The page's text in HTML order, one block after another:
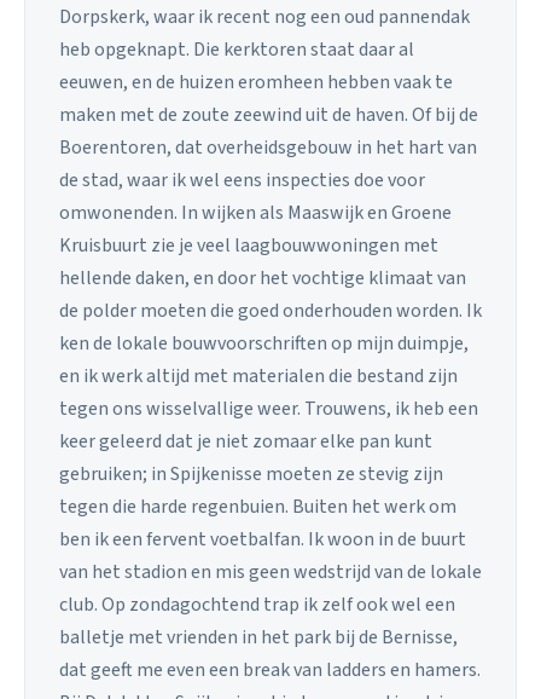
Dorpskerk, waar ik recent nog een oud pannendak
heb opgeknapt. Die kerktoren staat daar al
eeuwen, en de huizen eromheen hebben vaak te
maken met de zoute zeewind uit de haven. Of bij de
Boerentoren, dat overheidsgebouw in het hart van
de stad, waar ik wel eens inspecties doe voor
omwonenden. In wijken als Maaswijk en Groene
Kruisbuurt zie je veel laagbouwwoningen met
hellende daken, en door het vochtige klimaat van
de polder moeten die goed onderhouden worden. Ik
ken de lokale bouwvoorschriften op mijn duimpje,
en ik werk altijd met materialen die bestand zijn
tegen ons wisselvallige weer. Trouwens, ik heb een
keer geleerd dat je niet zomaar elke pan kunt
gebruiken; in Spijkenisse moeten ze stevig zijn
tegen die harde regenbuien. Buiten het werk om
ben ik een fervent voetbalfan. Ik woon in de buurt
van het stadion en mis geen wedstrijd van de lokale
club. Op zondagochtend trap ik zelf ook wel een
balletje met vrienden in het park bij de Bernisse,
dat geeft me even een break van ladders en hamers.